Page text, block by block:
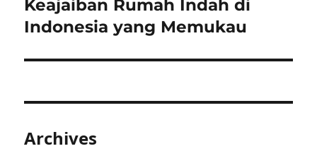
Next
post:
Keajaiban Rumah Indah di
Indonesia yang Memukau
Archives